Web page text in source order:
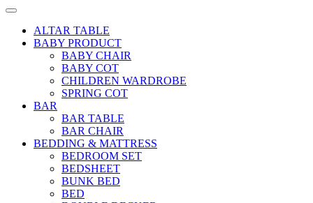
ALTAR TABLE
BABY PRODUCT
BABY CHAIR
BABY COT
CHILDREN WARDROBE
SPRING COT
BAR
BAR TABLE
BAR CHAIR
BEDDING & MATTRESS
BEDROOM SET
BEDSHEET
BUNK BED
BED